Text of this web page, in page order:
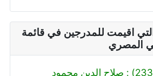
اقيمت للمدرجين في قائمة
المصري
المراسم رقم (233) : صلاح الدين محمود